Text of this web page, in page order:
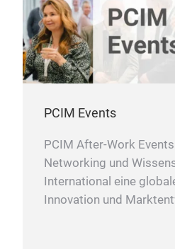
PCIM Events
PCIM After-Work
Networking und
International eine
Innovation und